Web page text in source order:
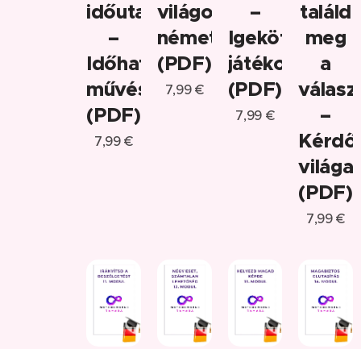
időutazás
–
Időhatározók
művészete
(PDF)
7,99€
világot
németül
(PDF)
7,99€
–
Igekötők
játékosan
(PDF)
7,99 €
találd
meg
a
–
világa
(PDF)
7,99€